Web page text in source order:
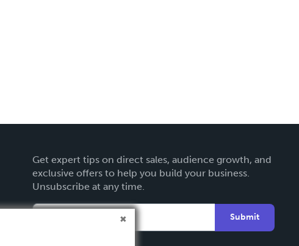
Get expert tips on direct sales, audience growth, and
exclusive offers to help you build your business.
Unsubscribe at any time.
Submit